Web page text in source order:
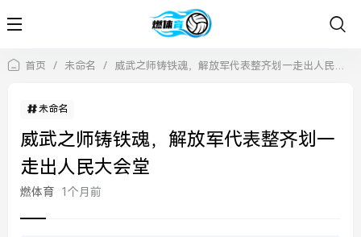
首页 / 未命名 / 威武之师铸铁魂，解放军代表整齐划一走出人民大会堂
未命名
威武之师铸铁魂，解放军代表整齐划一
走出人民大会堂
燃体育 1个月前